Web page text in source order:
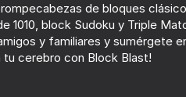
de bloques
1010, block Sudoku y Triple
y familiares y sumérgete
tu cerebro con Block Blast!